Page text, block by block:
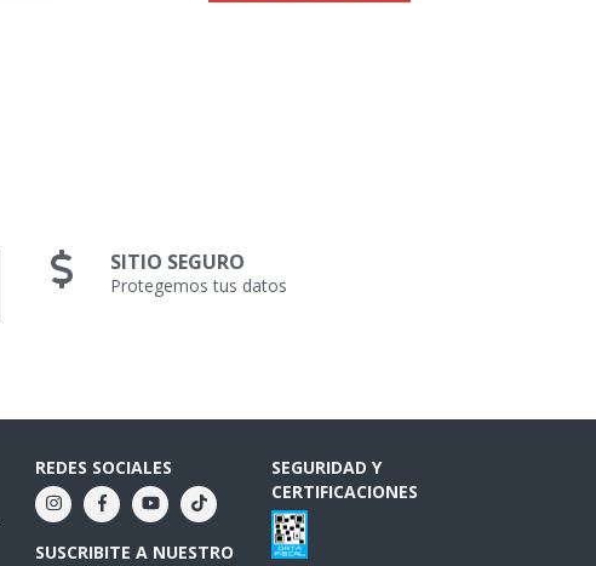
SITIO SEGURO
Protegemos tus datos
REDES SOCIALES
SUSCRIBITE A NUESTRO
SEGURIDAD Y
CERTIFICACIONES